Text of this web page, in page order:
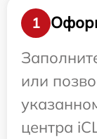
1
или
центра